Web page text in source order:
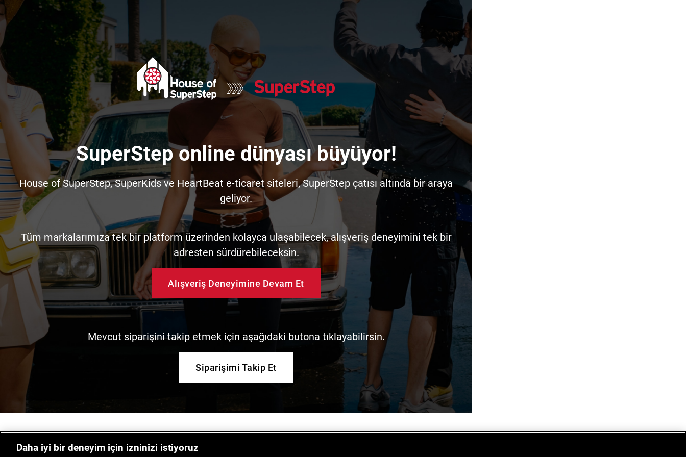
SuperStep online dünyası büyüyor!
House of SuperStep, SuperKids ve HeartBeat e-ticaret siteleri, SuperStep çatısı altında bir araya
geliyor.
Tüm markalarımıza tek bir platform üzerinden kolayca ulaşabilecek, alışveriş deneyimini tek bir
adresten sürdürebileceksin.
Alışveriş Deneyimine Devam Et
Mevcut siparişini takip etmek için aşağıdaki butona tıklayabilirsin.
Siparişimi Takip Et
Daha iyi bir deneyim için izninizi istiyoruz